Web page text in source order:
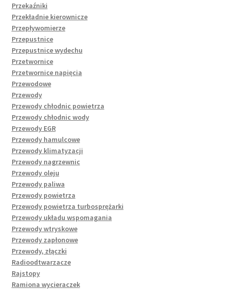
Przekaźniki
Przekładnie kierownicze
Przepływomierze
Przepustnice
Przepustnice wydechu
Przetwornice
Przetwornice napięcia
Przewodowe
Przewody
Przewody chłodnic powietrza
Przewody chłodnic wody
Przewody EGR
Przewody hamulcowe
Przewody klimatyzacji
Przewody nagrzewnic
Przewody oleju
Przewody paliwa
Przewody powietrza
Przewody powietrza turbosprężarki
Przewody układu wspomagania
Przewody wtryskowe
Przewody zapłonowe
Przewody, złączki
Radioodtwarzacze
Rajstopy
Ramiona wycieraczek